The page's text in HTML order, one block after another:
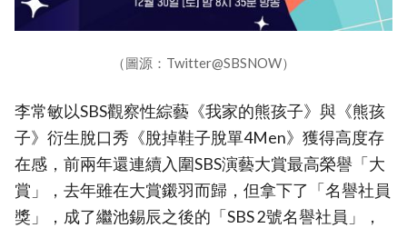
（圖源：Twitter@SBSNOW）
李常敏以SBS觀察性綜藝《我家的熊孩子》與《熊孩
子》衍生脫口秀《脫掉鞋子脫單4Men》獲得高度存
在感，前兩年還連續入圍SBS演藝大賞最高榮譽「大
賞」，去年雖在大賞鎩羽而歸，但拿下了「名譽社員
獎」，成了繼池錫辰之後的「SBS 2號名譽社員」，